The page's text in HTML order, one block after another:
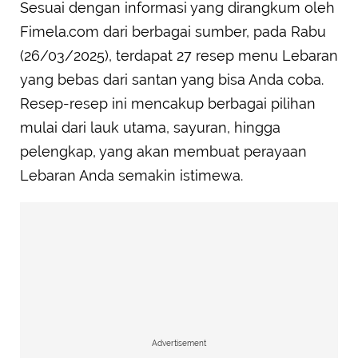
Sesuai dengan informasi yang dirangkum oleh
Fimela.com dari berbagai sumber, pada Rabu
(26/03/2025), terdapat 27 resep menu Lebaran
yang bebas dari santan yang bisa Anda coba.
Resep-resep ini mencakup berbagai pilihan
mulai dari lauk utama, sayuran, hingga
pelengkap, yang akan membuat perayaan
Lebaran Anda semakin istimewa.
Advertisement